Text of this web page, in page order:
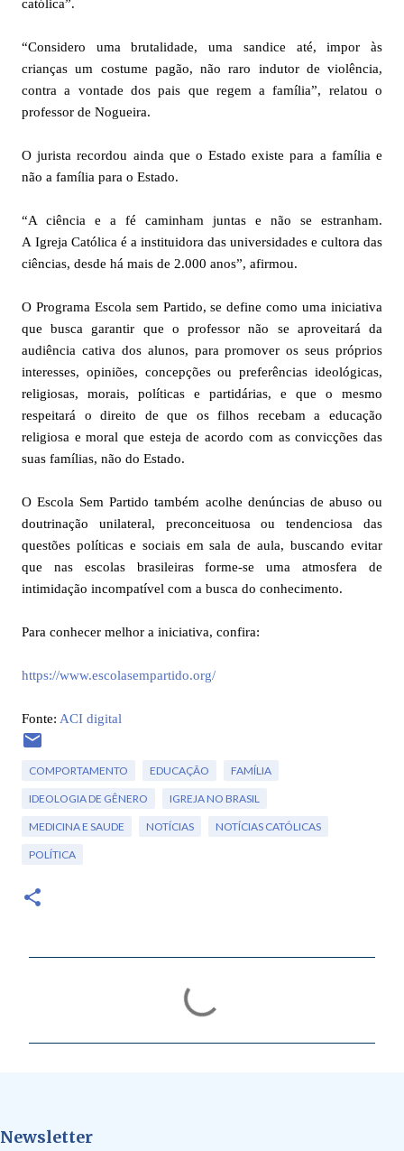
católica”.
“Considero uma brutalidade, uma sandice até, impor às
crianças um costume pagão, não raro indutor de violência,
contra a vontade dos pais que regem a família”, relatou o
professor de Nogueira.
O jurista recordou ainda que o Estado existe para a família e
não a família para o Estado.
“A ciência e a fé caminham juntas e não se estranham.
A Igreja Católica é a instituidora das universidades e cultora das
ciências, desde há mais de 2.000 anos”, afirmou.
O Programa Escola sem Partido, se define como uma iniciativa
que busca garantir que o professor não se aproveitará da
audiência cativa dos alunos, para promover os seus próprios
interesses, opiniões, concepções ou preferências ideológicas,
religiosas, morais, políticas e partidárias, e que o mesmo
respeitará o direito de que os filhos recebam a educação
religiosa e moral que esteja de acordo com as convicções das
suas famílias, não do Estado.
O Escola Sem Partido também acolhe denúncias de abuso ou
doutrinação unilateral, preconceituosa ou tendenciosa das
questões políticas e sociais em sala de aula, buscando evitar
que nas escolas brasileiras forme-se uma atmosfera de
intimidação incompatível com a busca do conhecimento.
Para conhecer melhor a iniciativa, confira:
https://www.escolasempartido.org/
Fonte: ACI digital
COMPORTAMENTO EDUCAÇÃO FAMÍLIA
IDEOLOGIA DE GÊNERO IGREJA NO BRASIL
MEDICINA E SAUDE NOTÍCIAS NOTÍCIAS CATÓLICAS
POLÍTICA
á
Newsletter